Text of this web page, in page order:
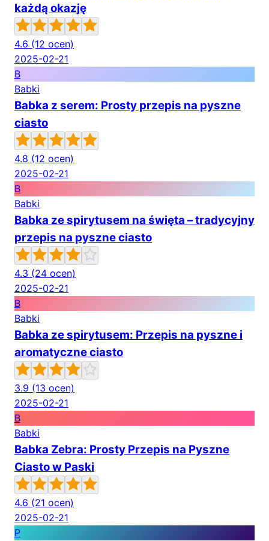
każdą okazję
4.6 (12 ocen)
2025-02-21
B
Babki
Babka z serem: Prosty przepis na pyszne
ciasto
4.8 (12 ocen)
2025-02-21
B
Babki
Babka ze spirytusem na święta – tradycyjny
przepis na pyszne ciasto
4.3 (24 ocen)
2025-02-21
B
Babki
Babka ze spirytusem: Przepis na pyszne i
aromatyczne ciasto
3.9 (13 ocen)
2025-02-21
B
Babki
Babka Zebra: Prosty Przepis na Pyszne
Ciasto w Paski
4.6 (21 ocen)
2025-02-21
P